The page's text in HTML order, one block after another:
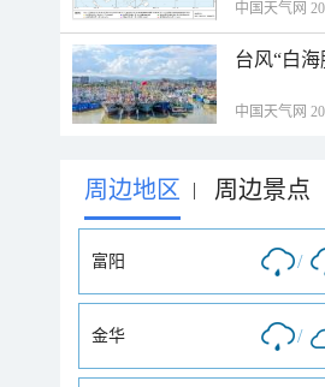
中国天气网
台风“白
中国天气网
周边地区 | 周边景点
富阳 /
金华 /